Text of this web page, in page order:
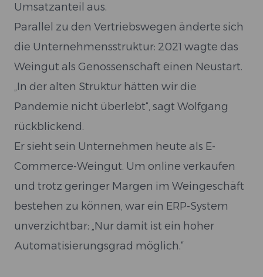
Umsatzanteil aus.
Parallel zu den Vertriebswegen änderte sich
die Unternehmensstruktur: 2021 wagte das
Weingut als Genossenschaft einen Neustart.
„In der alten Struktur hätten wir die
Pandemie nicht überlebt“, sagt Wolfgang
rückblickend.
Er sieht sein Unternehmen heute als E-
Commerce-Weingut. Um online verkaufen
und trotz geringer Margen im Weingeschäft
bestehen zu können, war ein ERP-System
unverzichtbar: „Nur damit ist ein hoher
Automatisierungsgrad möglich.“